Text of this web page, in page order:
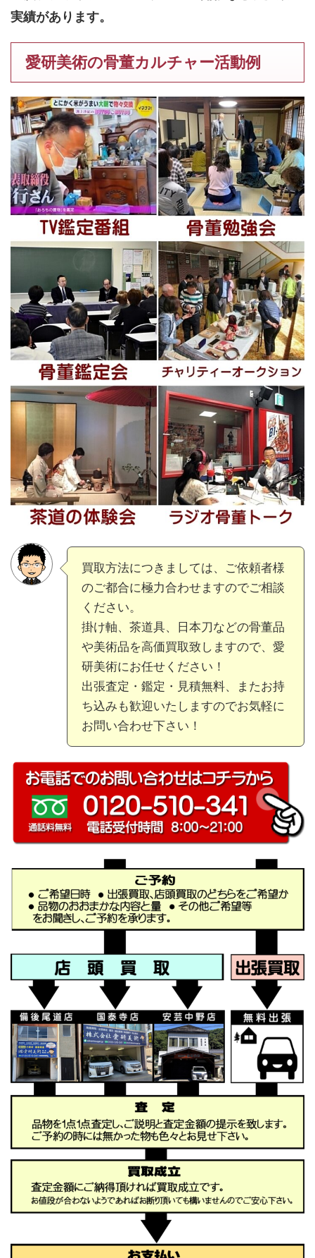
実績があります。
愛研美術の骨董カルチャー活動例
買取方法につきましては、ご依頼者様
のご都合に極力合わせますのでご相談
ください。
掛け軸、茶道具、日本刀などの骨董品
や美術品を高価買取致しますので、愛
研美術にお任せください！
出張査定・鑑定・見積無料、またお持
ち込みも歓迎いたしますのでお気軽に
お問い合わせ下さい！